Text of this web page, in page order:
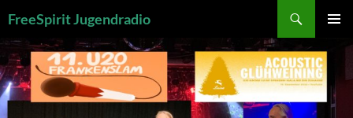
Inhalt
springen
FreeSpirit Jugendradio
MENÜ